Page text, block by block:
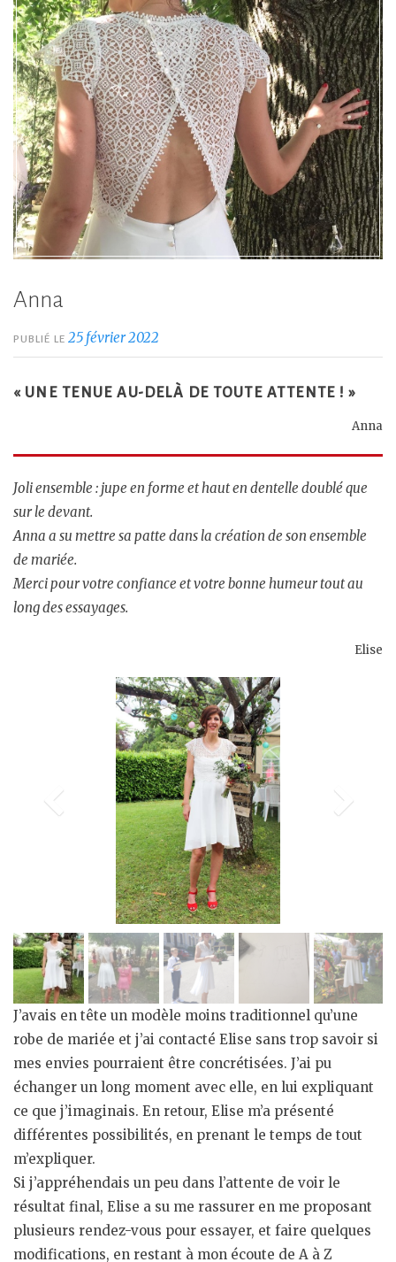
Anna
PUBLIÉ LE 25 février 2022
« UNE TENUE AU-DELÀ DE TOUTE ATTENTE ! »
Anna
Joli ensemble : jupe en forme et haut en dentelle doublé que
sur le devant.
Anna a su mettre sa patte dans la création de son ensemble
de mariée.
Merci pour votre confiance et votre bonne humeur tout au
long des essayages.
Elise
J’avais en tête un modèle moins traditionnel qu’une
robe de mariée et j’ai contacté Elise sans trop savoir si
mes envies pourraient être concrétisées. J’ai pu
échanger un long moment avec elle, en lui expliquant
ce que j’imaginais. En retour, Elise m’a présenté
différentes possibilités, en prenant le temps de tout
m’expliquer.
Si j’appréhendais un peu dans l’attente de voir le
résultat final, Elise a su me rassurer en me proposant
plusieurs rendez-vous pour essayer, et faire quelques
modifications, en restant à mon écoute de A à Z